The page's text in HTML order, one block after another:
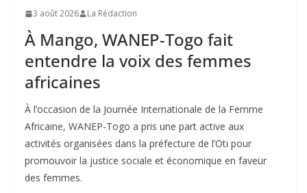
3 août 2026 La Rédaction
À Mango, WANEP-Togo fait
entendre la voix des femmes
africaines
À l’occasion de la Journée Internationale de la Femme
Africaine, WANEP-Togo a pris une part active aux
activités organisées dans la préfecture de l’Oti pour
promouvoir la justice sociale et économique en faveur
des femmes.